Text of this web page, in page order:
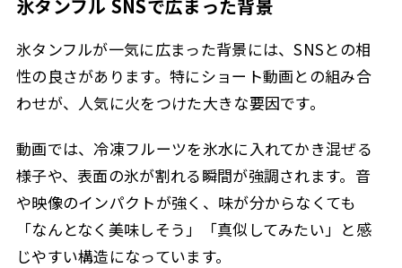
氷タンフル SNSで広まった背景
氷タンフルが一気に広まった背景には、SNSとの相
性の良さがあります。特にショート動画との組み合
わせが、人気に火をつけた大きな要因です。
動画では、冷凍フルーツを氷水に入れてかき混ぜる
様子や、表面の氷が割れる瞬間が強調されます。音
や映像のインパクトが強く、味が分からなくても
「なんとなく美味しそう」「真似してみたい」と感
じやすい構造になっています。